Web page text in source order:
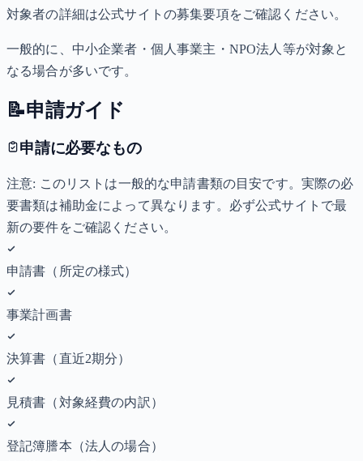
対象者の詳細は公式サイトの募集要項をご確認ください。
一般的に、中小企業者・個人事業主・NPO法人等が対象と
なる場合が多いです。
📝申請ガイド
申請に必要なもの
注意: このリストは一般的な申請書類の目安です。実際の必
要書類は補助金によって異なります。必ず公式サイトで最
新の要件をご確認ください。
申請書（所定の様式）
事業計画書
決算書（直近2期分）
見積書（対象経費の内訳）
登記簿謄本（法人の場合）